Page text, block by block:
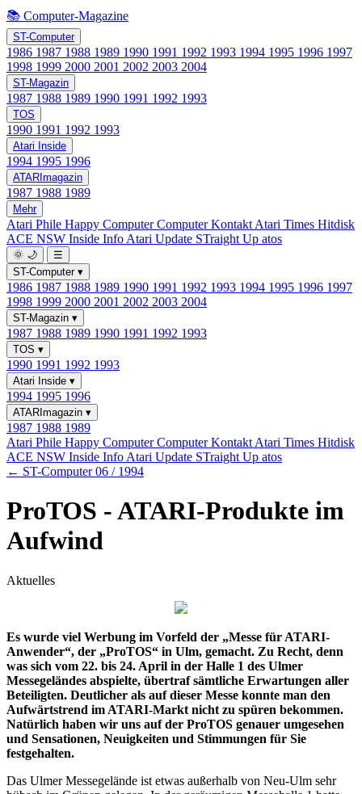
📚 Computer-Magazine
ST-Computer
1986 1987 1988 1989 1990 1991 1992 1993 1994 1995 1996 1997
1998 1999 2000 2001 2002 2003 2004
ST-Magazin
1987 1988 1989 1990 1991 1992 1993
TOS
1990 1991 1992 1993
Atari Inside
1994 1995 1996
ATARImagazin
1987 1988 1989
Mehr
Atari Phile Happy ComputerComputer Kontakt Atari Times Hitdisk
ACE NSW Inside Info Atari Update STraight Up atos
🌞 🌙
☰
ST-Computer ▾
1986 1987 1988 1989 1990 1991 1992 1993 1994 1995 1996 1997
1998 1999 2000 2001 2002 2003 2004
ST-Magazin ▾
1987 1988 1989 1990 1991 1992 1993
TOS ▾
1990 1991 1992 1993
Atari Inside ▾
1994 1995 1996
ATARImagazin ▾
1987 1988 1989
Atari Phile Happy ComputerComputer Kontakt Atari Times Hitdisk
ACE NSW Inside Info Atari Update STraight Up atos
← ST-Computer 06 / 1994
ProTOS - ATARI-Produkte im
Aufwind
Aktuelles
Es wurde viel Werbung im Vorfeld der „Messe für ATARI-
Anwender“, der „ProTOS“ in Ulm, gemacht. Zu Recht, denn
was sich vom 22. bis 24. April in der Halle 1 des Ulmer
Messegeländes abspielte, übertraf sämtliche Erwartungen aller
Beteiligten. Deutlicher als auf dieser Messe konnte man den
Aufwärtstrend im ATARI-Markt nicht zu spüren bekommen.
Natürlich haben wir uns auf der ProTOS genauer umgesehen
und Sensationen, Neuigkeiten und Stimmungen für Sie
festgehalten.
Das Ulmer Messegelände ist etwas außerhalb von Neu-Ulm sehr